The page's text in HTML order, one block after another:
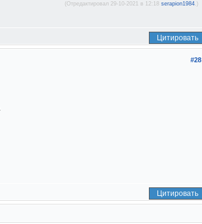
(Отредактировал 29-10-2021 в 12:18 serapion1984.)
Цитировать
#28
Цитировать